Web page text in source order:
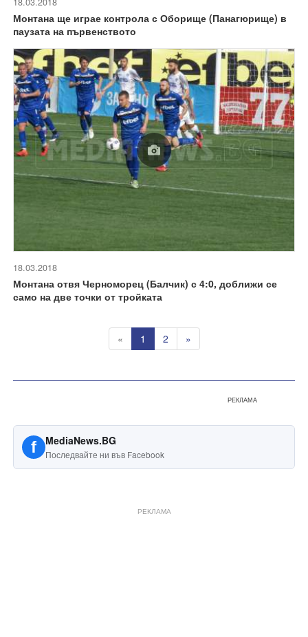
Монтана ще играе контрола с Оборище (Панагюрище) в
паузата на първенството
18.03.2018
Монтана отвя Черноморец (Балчик) с 4:0, доближи се
само на две точки от тройката
« 1 2 »
РЕКЛАМА
f MediaNews.BG
Последвайте ни във Facebook
РЕКЛАМА